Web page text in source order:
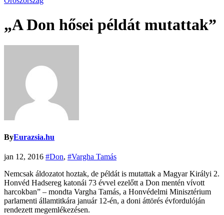
„A Don hősei példát mutattak”
ByEurazsia.hu
jan 12, 2016 #Don, #Vargha Tamás
Nemcsak áldozatot hoztak, de példát is mutattak a Magyar Királyi 2.
Honvéd Hadsereg katonái 73 évvel ezelőtt a Don mentén vívott
harcokban” – mondta Vargha Tamás, a Honvédelmi Minisztérium
parlamenti államtitkára január 12-én, a doni áttörés évfordulóján
rendezett megemlékezésen.